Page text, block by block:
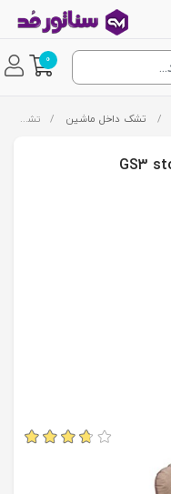
0
/ تشک داخل ماشین / تشک بادی داخل ماشین GS3 store 10384